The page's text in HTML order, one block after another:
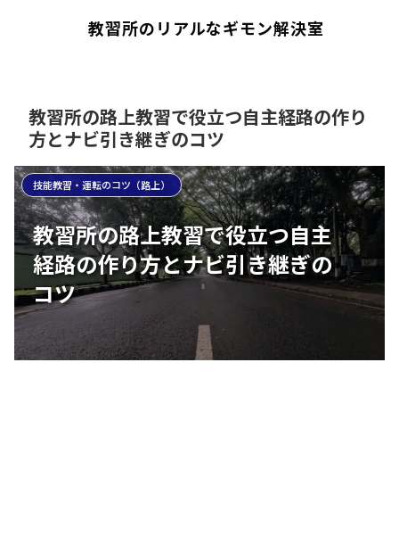
教習所のリアルなギモン解決室
教習所の路上教習で役立つ自主経路の作り
方とナビ引き継ぎのコツ
教習所の路上教習で役立つ自主
経路の作り方とナビ引き継ぎの
コツ
技能教習・運転のコツ（路上）